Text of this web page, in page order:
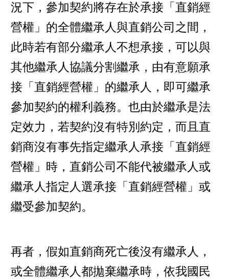
況下，參加契約將存在於承接「直銷經
營權」的全體繼承人與直銷公司之間，
此時若有部分繼承人不想承接，可以與
其他繼承人協議分割繼承，由有意願承
接「直銷經營權」的繼承人，即可繼承
參加契約的權利義務。也由於繼承是法
定效力，若契約沒有特別約定，而且直
銷商沒有事先指定繼承人承接「直銷經
營權」時，直銷公司不能代被繼承人或
繼承人指定人選承接「直銷經營權」或
繼受參加契約。
再者，假如直銷商死亡後沒有繼承人，
或全體繼承人都拋棄繼承時，依我國民